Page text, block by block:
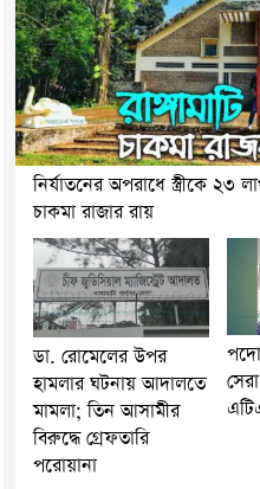
নির্যাতনের অপরাধে স্ত্রীকে ২৩
চাকমা রাজার রায়
ডা. রোমেলের উপর
হামলার ঘটনায় আদালতে
মামলা; তিন আসামীর
বিরুদ্ধে গ্রেফতারি
পরোয়ানা